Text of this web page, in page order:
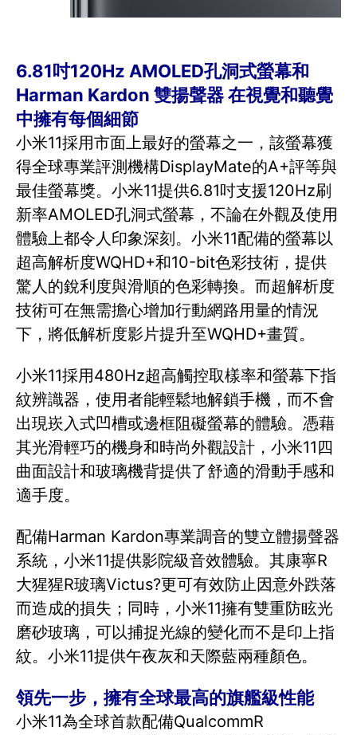
6.81吋120Hz AMOLED孔洞式螢幕和
Harman Kardon 雙揚聲器 在視覺和聽覺
中擁有每個細節
小米11採用市面上最好的螢幕之一，該螢幕獲
得全球專業評測機構DisplayMate的A+評等與
最佳螢幕獎。小米11提供6.81吋支援120Hz刷
新率AMOLED孔洞式螢幕，不論在外觀及使用
體驗上都令人印象深刻。小米11配備的螢幕以
超高解析度WQHD+和10-bit色彩技術，提供
驚人的銳利度與滑順的色彩轉換。而超解析度
技術可在無需擔心增加行動網路用量的情況
下，將低解析度影片提升至WQHD+畫質。
小米11採用480Hz超高觸控取樣率和螢幕下指
紋辨識器，使用者能輕鬆地解鎖手機，而不會
出現崁入式凹槽或邊框阻礙螢幕的體驗。憑藉
其光滑輕巧的機身和時尚外觀設計，小米11四
曲面設計和玻璃機背提供了舒適的滑動手感和
適手度。
配備Harman Kardon專業調音的雙立體揚聲器
系統，小米11提供影院級音效體驗。其康寧R
大猩猩R玻璃Victus?更可有效防止因意外跌落
而造成的損失；同時，小米11擁有雙重防眩光
磨砂玻璃，可以捕捉光線的變化而不是印上指
紋。小米11提供午夜灰和天際藍兩種顏色。
領先一步，擁有全球最高的旗艦級性能
小米11為全球首款配備QualcommR